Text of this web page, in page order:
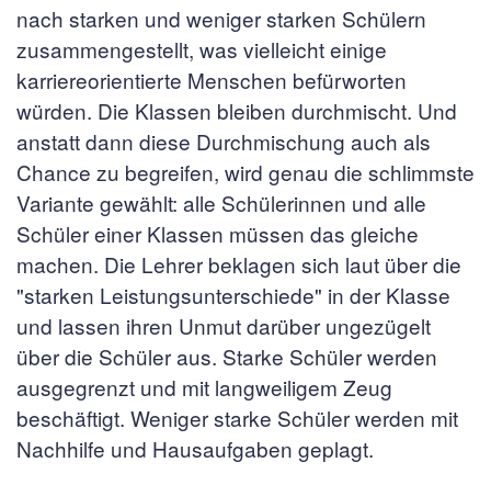
nach starken und weniger starken Schülern
zusammengestellt, was vielleicht einige
karriereorientierte Menschen befürworten
würden. Die Klassen bleiben durchmischt. Und
anstatt dann diese Durchmischung auch als
Chance zu begreifen, wird genau die schlimmste
Variante gewählt: alle Schülerinnen und alle
Schüler einer Klassen müssen das gleiche
machen. Die Lehrer beklagen sich laut über die
"starken Leistungsunterschiede" in der Klasse
und lassen ihren Unmut darüber ungezügelt
über die Schüler aus. Starke Schüler werden
ausgegrenzt und mit langweiligem Zeug
beschäftigt. Weniger starke Schüler werden mit
Nachhilfe und Hausaufgaben geplagt.